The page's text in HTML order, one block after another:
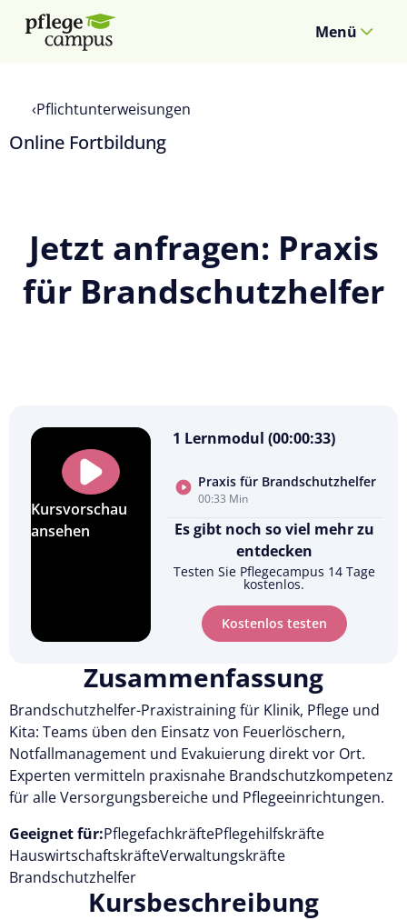
Menü
Pflichtunterweisungen
Online Fortbildung
Jetzt anfragen: Praxis
für Brandschutzhelfer
Kursvorschau
ansehen
1 Lernmodul (00:00:33)
Praxis für Brandschutzhelfer
00:33 Min
Es gibt noch so viel mehr zu
entdecken
Testen Sie Pflegecampus 14 Tage
kostenlos.
Kostenlos testen
Zusammenfassung
Brandschutzhelfer-Praxistraining für Klinik, Pflege und
Kita: Teams üben den Einsatz von Feuerlöschern,
Notfallmanagement und Evakuierung direkt vor Ort.
Experten vermitteln praxisnahe Brandschutzkompetenz
für alle Versorgungsbereiche und Pflegeeinrichtungen.
Geeignet für:PflegefachkräftePflegehilfskräfte
HauswirtschaftskräfteVerwaltungskräfte
Brandschutzhelfer
Kursbeschreibung